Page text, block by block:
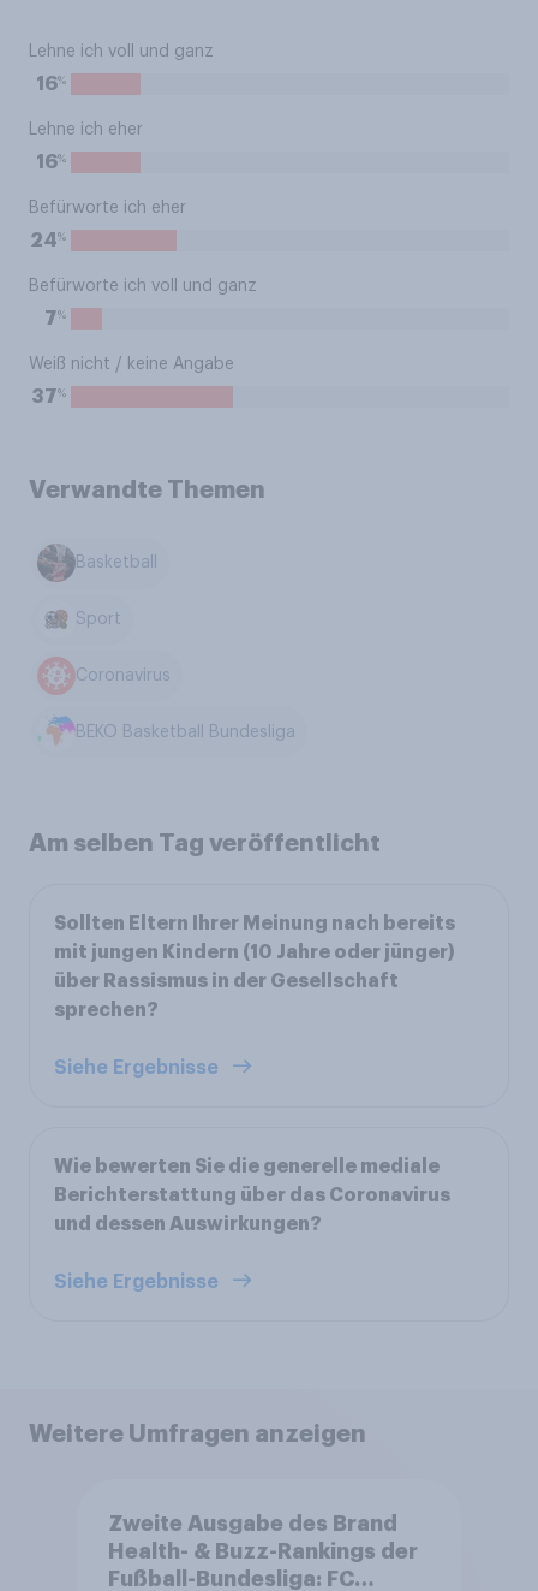
Lehne ich voll und ganz
16%
Lehne ich eher
16%
Befürworte ich eher
24%
Befürworte ich voll und ganz
7%
Weiß nicht / keine Angabe
37%
Verwandte Themen
Basketball
Sport
Coronavirus
BEKO Basketball Bundesliga
Am selben Tag veröffentlicht
Sollten Eltern Ihrer Meinung nach bereits
mit jungen Kindern (10 Jahre oder jünger)
über Rassismus in der Gesellschaft
sprechen?
Siehe Ergebnisse
Wie bewerten Sie die generelle mediale
Berichterstattung über das Coronavirus
und dessen Auswirkungen?
Siehe Ergebnisse
Weitere Umfragen anzeigen
Zweite Ausgabe des Brand
Health- & Buzz-Rankings der
Fußball-Bundesliga: FC